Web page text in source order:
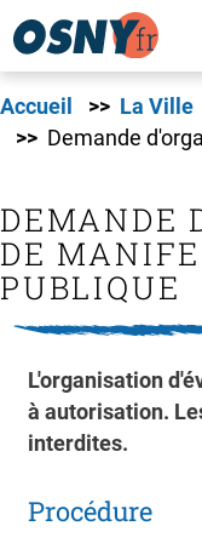
Accueil La Ville
Demande
DEMANDE
DE
PUBLIQUE
L'organisation
à autorisation.
interdites.
Procédure